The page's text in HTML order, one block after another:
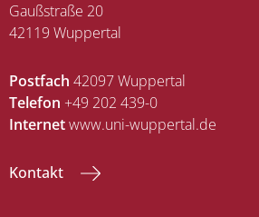
Gaußstraße 20
42119 Wuppertal
Postfach 42097 Wuppertal
Telefon +49 202 439-0
Internetwww.uni-wuppertal.de
Kontakt